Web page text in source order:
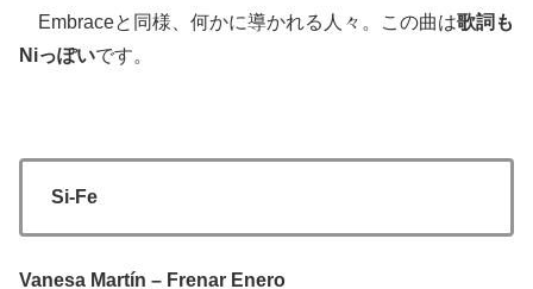
Embraceと同様、何かに導かれる人々。この曲は歌詞も
Niっぽいです。
Si-Fe
Vanesa Martín – Frenar Enero